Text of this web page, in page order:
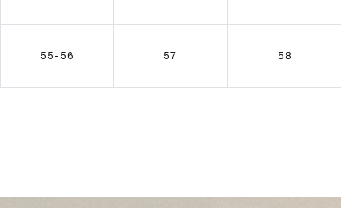
55-56 57 58